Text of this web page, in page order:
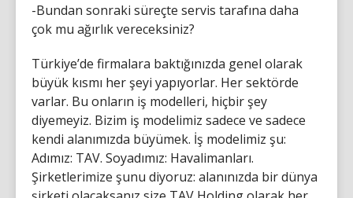
-Bundan sonraki süreçte servis tarafına daha
çok mu ağırlık vereceksiniz?
Türkiye’de firmalara baktığınızda genel olarak
büyük kısmı her şeyi yapıyorlar. Her sektörde
varlar. Bu onların iş modelleri, hiçbir şey
diyemeyiz. Bizim iş modelimiz sadece ve sadece
kendi alanımızda büyümek. İş modelimiz şu:
Adımız: TAV. Soyadımız: Havalimanları.
Şirketlerimize şunu diyoruz: alanınızda bir dünya